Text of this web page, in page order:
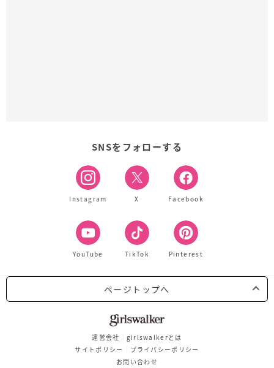
SNSをフォローする
Instagram X Facebook
YouTube TikTok Pinterest
ページトップへ
運営会社
girlswalkerとは
サイトポリシー
プライバシーポリシー
お問い合わせ